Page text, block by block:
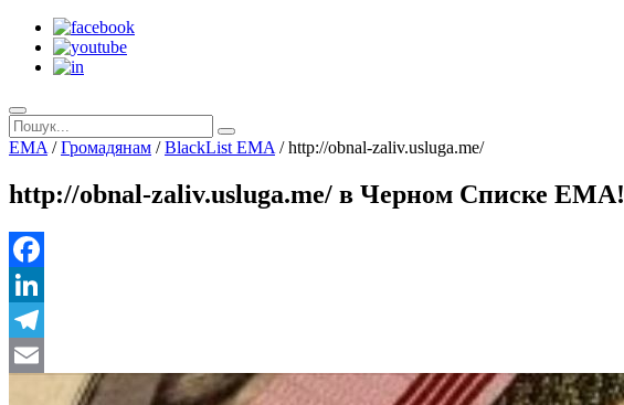
EMA /Громадянам /BlackList EMA /http://obnal-zaliv.usluga.me/
http://obnal-zaliv.usluga.me/ в Черном Списке ЕМА!
Facebook
LinkedIn
Telegram